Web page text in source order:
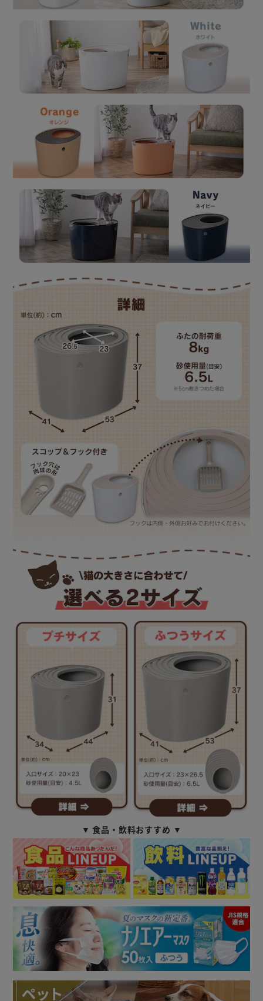
▼ 食品・飲料おすすめ ▼